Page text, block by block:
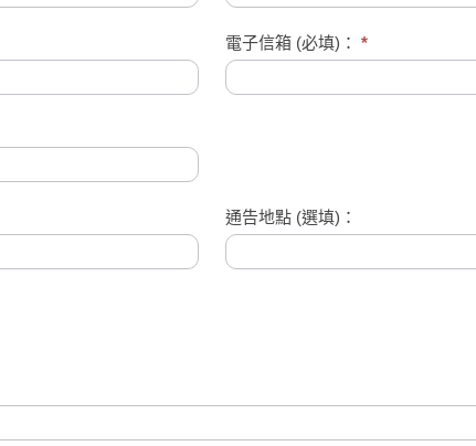
電子信箱 (必填)：*
通告地點 (選填)：